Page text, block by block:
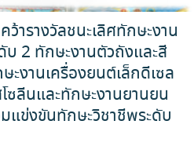
ารางวัลชนะเลิศทักษะงาน
2 ทักษะงานตัวถังและสี
งานเครื่องยนต์เล็กดีเซล
ซลีนและทักษะงานยานยน
แข่งขันทักษะวิชาชีพระดับ